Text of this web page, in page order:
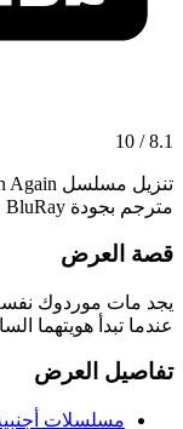
8.1 / 10
مترجم بجودة BluRay عالية الدقة من موقع عرب سيد الأصلي.
قصة العرض
يجد مات موردوك
عندما تبدأ هويتهما
تفاصيل العرض
مسلسلات